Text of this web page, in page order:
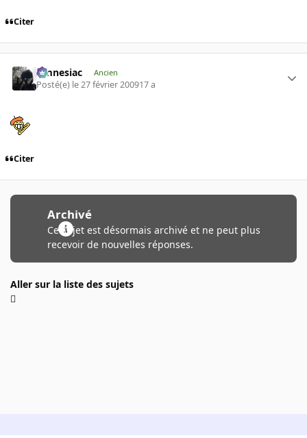
Citer
Amnesiac Ancien
Posté(e) le 27 février 200917 a
Citer
Archivé
Ce sujet est désormais archivé et ne peut plus
recevoir de nouvelles réponses.
Aller sur la liste des sujets